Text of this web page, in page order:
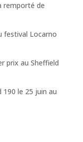
remporté de
festival Locarno
prix au Sheffield
le 25 juin au